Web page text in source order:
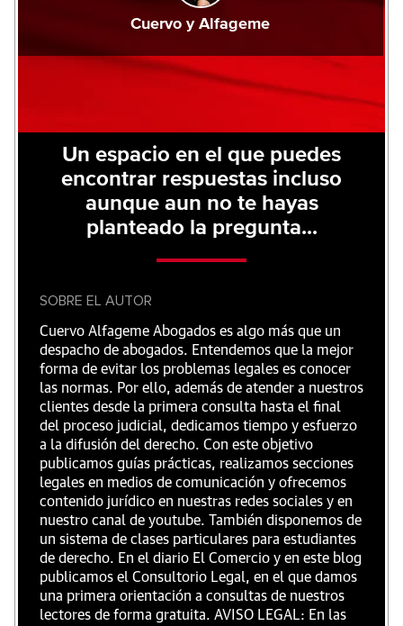
Cuervo y Alfageme
Un espacio en el que puedes
encontrar respuestas incluso
aunque aun no te hayas
planteado la pregunta...
SOBRE EL AUTOR
Cuervo Alfageme Abogados es algo más que un
despacho de abogados. Entendemos que la mejor
forma de evitar los problemas legales es conocer
las normas. Por ello, además de atender a nuestros
clientes desde la primera consulta hasta el final
del proceso judicial, dedicamos tiempo y esfuerzo
a la difusión del derecho. Con este objetivo
publicamos guías prácticas, realizamos secciones
legales en medios de comunicación y ofrecemos
contenido jurídico en nuestras redes sociales y en
nuestro canal de youtube. También disponemos de
un sistema de clases particulares para estudiantes
de derecho. En el diario El Comercio y en este blog
publicamos el Consultorio Legal, en el que damos
una primera orientación a consultas de nuestros
lectores de forma gratuita. AVISO LEGAL: En las